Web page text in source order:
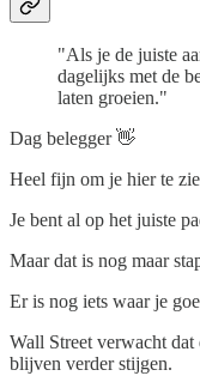
"Als je de juiste
dagelijks met de
laten groeien."
Dag belegger 👋
Heel fijn om je hier te
Je bent al op het juiste
Maar dat is nog maar
Er is nog iets waar je
Wall Street verwacht dat
blijven verder stijgen.